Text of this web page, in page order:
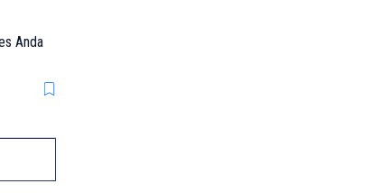
Anda